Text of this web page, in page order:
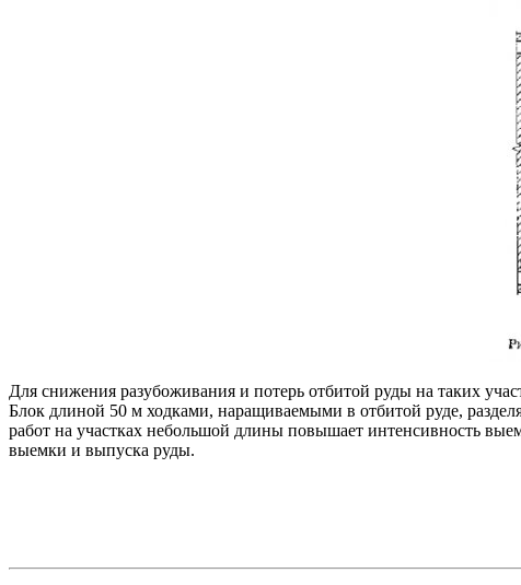
Для снижения разубоживания и потерь отбитой руды на таких
Блок длиной 50 м ходками, наращиваемыми в отбитой руде,
работ на участках небольшой длины повышает интенсивность
выемки и выпуска руды.